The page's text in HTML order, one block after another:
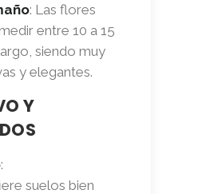
: Las flores
entre 10 a 15
siendo muy
y elegantes.
Y
:
suelos bien